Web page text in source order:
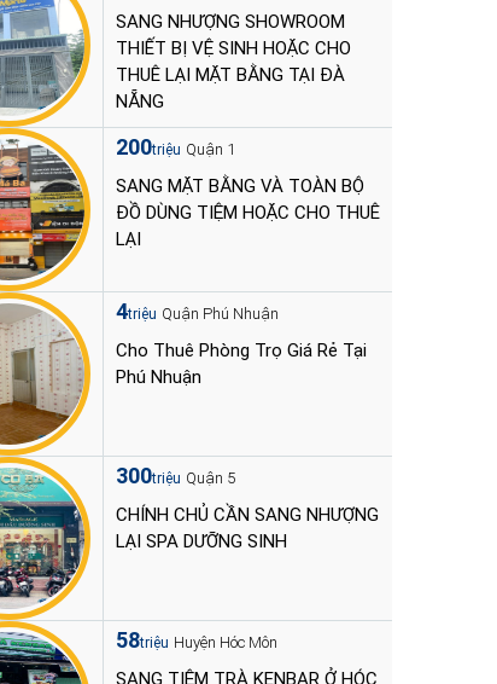
SANG NHƯỢNG SHOWROOM
THIẾT BỊ VỆ SINH HOẶC CHO
THUÊ LẠI MẶT BẰNG TẠI ĐÀ
NẴNG
200triệu Quận 1
SANG MẶT BẰNG VÀ TOÀN BỘ
ĐỒ DÙNG TIỆM HOẶC CHO THUÊ
LẠI
4triệu Quận Phú Nhuận
Cho Thuê Phòng Trọ Giá Rẻ Tại
Phú Nhuận
300triệu Quận 5
CHÍNH CHỦ CẦN SANG NHƯỢNG
LẠI SPA DƯỠNG SINH
58triệu Huyện Hóc Môn
SANG TIỆM TRÀ KENBAR Ở HÓC